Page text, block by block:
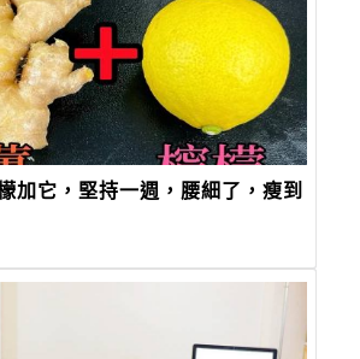
加它，堅持一週，腰細了，瘦到